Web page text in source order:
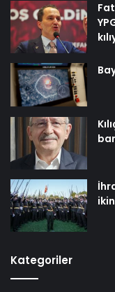
Kategoriler